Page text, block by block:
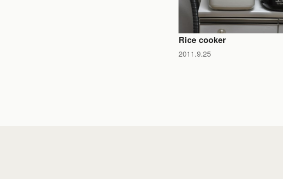
Rice cooker
2011.9.25